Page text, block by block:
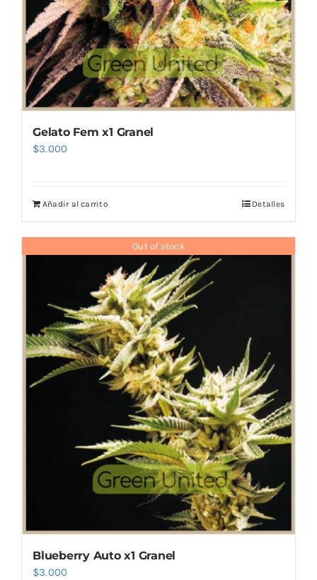
Gelato Fem x1 Granel
$3.000
Añadir al carrito Detalles
Out of stock
Blueberry Auto x1 Granel
$3.000